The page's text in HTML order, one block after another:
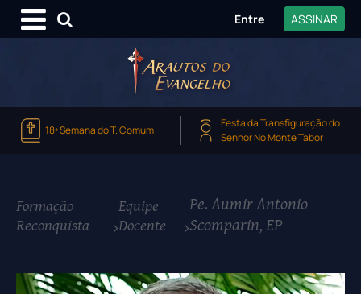
Entre ASSINAR
18ª Semana do T. Comum
Festa da Transfiguração do
Senhor No Monte Tabor
Formação
Reconquista
Equipe
Docente
Pe. Aumir Antonio
Scomparin, EP